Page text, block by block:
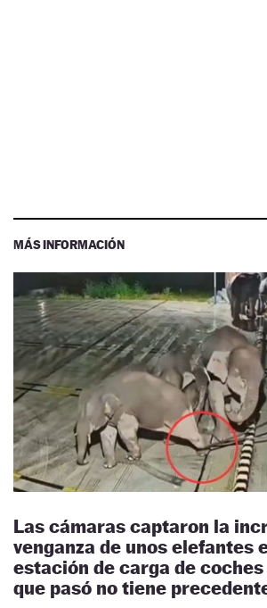
MÁS INFORMACIÓN
Las cámaras captaron la
venganza de unos elefantes
estación de carga de
que pasó no tiene